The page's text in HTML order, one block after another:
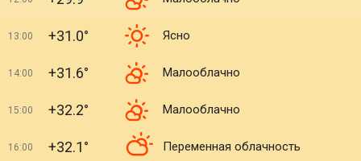
13:00 +31.0° Ясно
14:00 +31.6° Малооблачно
15:00 +32.2° Малооблачно
16:00 +32.1° Переменная облачность